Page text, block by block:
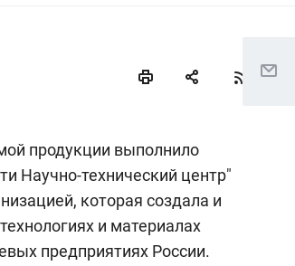
продукции выполнило
Научно-технический центр"
которая создала и
и материалах
предприятиях России.